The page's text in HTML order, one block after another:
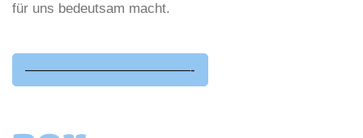
für uns bedeutsam macht.
————————————-